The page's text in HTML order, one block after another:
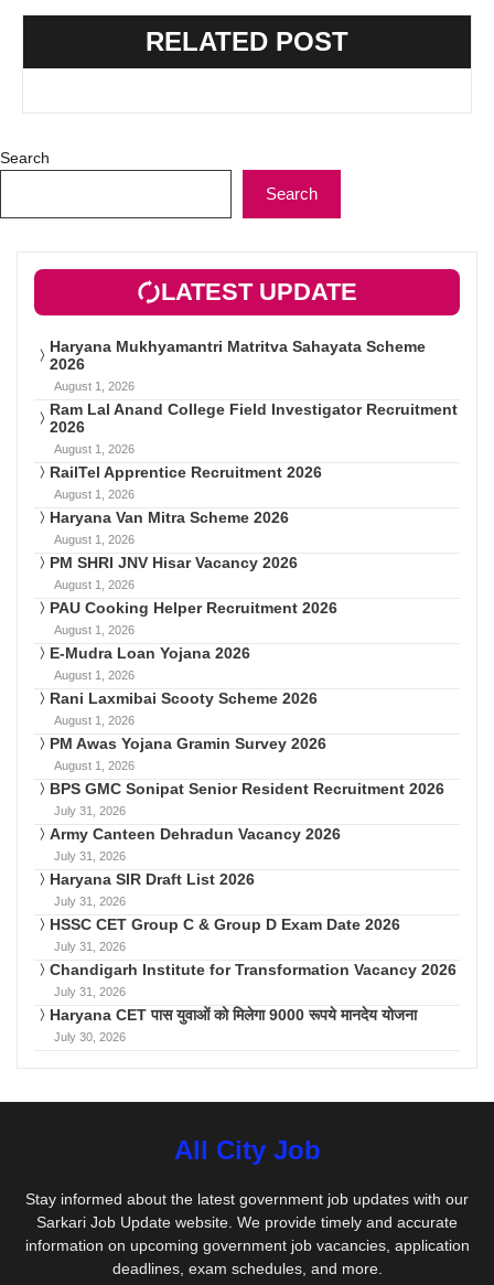
RELATED POST
Search
Search
LATEST UPDATE
Haryana Mukhyamantri Matritva Sahayata Scheme
2026
August 1, 2026
Ram Lal Anand College Field Investigator Recruitment
2026
August 1, 2026
RailTel Apprentice Recruitment 2026
August 1, 2026
Haryana Van Mitra Scheme 2026
August 1, 2026
PM SHRI JNV Hisar Vacancy 2026
August 1, 2026
PAU Cooking Helper Recruitment 2026
August 1, 2026
E-Mudra Loan Yojana 2026
August 1, 2026
Rani Laxmibai Scooty Scheme 2026
August 1, 2026
PM Awas Yojana Gramin Survey 2026
August 1, 2026
BPS GMC Sonipat Senior Resident Recruitment 2026
July 31, 2026
Army Canteen Dehradun Vacancy 2026
July 31, 2026
Haryana SIR Draft List 2026
July 31, 2026
HSSC CET Group C & Group D Exam Date 2026
July 31, 2026
Chandigarh Institute for Transformation Vacancy 2026
July 31, 2026
Haryana CET पास युवाओं को मिलेगा 9000 रूपये मानदेय योजना
July 30, 2026
All City Job
Stay informed about the latest government job updates with our
Sarkari Job Update website. We provide timely and accurate
information on upcoming government job vacancies, application
deadlines, exam schedules, and more.